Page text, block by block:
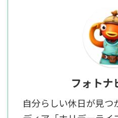
フォトナ
自分らしい休日が見